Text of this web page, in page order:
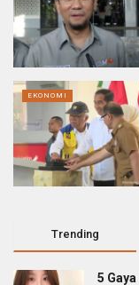
EKONOMI
Trending
5